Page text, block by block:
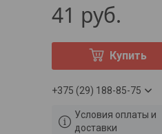
41 руб.
Купить
+375 (29) 188-85-75
Условия оплаты и
доставки